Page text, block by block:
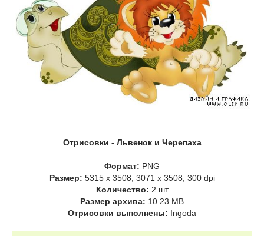
Отрисовки - Львенок и Черепаха
Формат: PNG
Размер: 5315 x 3508, 3071 x 3508, 300 dpi
Количество: 2 шт
Размер архива: 10.23 MB
Отрисовки выполнены: Ingoda